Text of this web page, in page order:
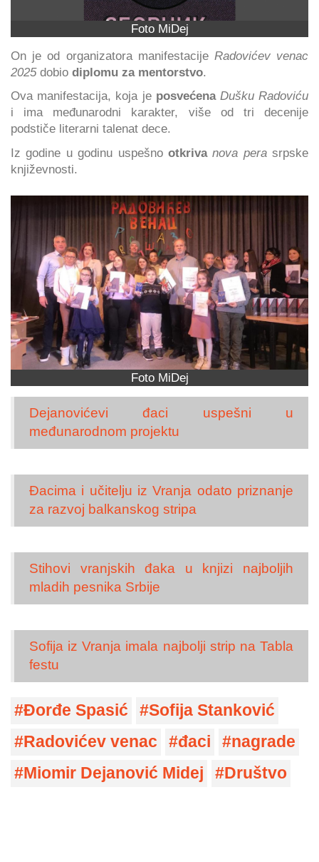
Foto MiDej
On je od organizatora manifestacije Radovićev venac
2025dobio diplomu za mentorstvo.
Ova manifestacija, koja je posvećena Dušku Radoviću
i ima međunarodni karakter, više od tri decenije
podstiče literarni talenat dece.
Iz godine u godinu uspešnootkriva nova perasrpske
književnosti.
Foto MiDej
Dejanovićevi đaci uspešni u
međunarodnom projektu
Đacima i učitelju iz Vranja odato priznanje
za razvoj balkanskog stripa
Stihovi vranjskih đaka u knjizi najboljih
mladih pesnika Srbije
Sofija iz Vranja imala najbolji strip na Tabla
festu
Đorđe Spasić
Sofija Stanković
Radovićev venac
đaci
nagrade
Miomir Dejanović Midej
Društvo